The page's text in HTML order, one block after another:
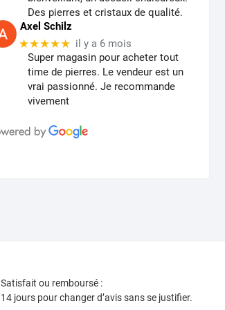
Des pierres et cristaux de qualité.
Axel Schilz
★★★★★ il y a 6 mois
Super magasin pour acheter tout
time de pierres. Le vendeur est un
vrai passionné. Je recommande
vivement
Satisfait ou remboursé :
14 jours pour changer d’avis sans se justifier.